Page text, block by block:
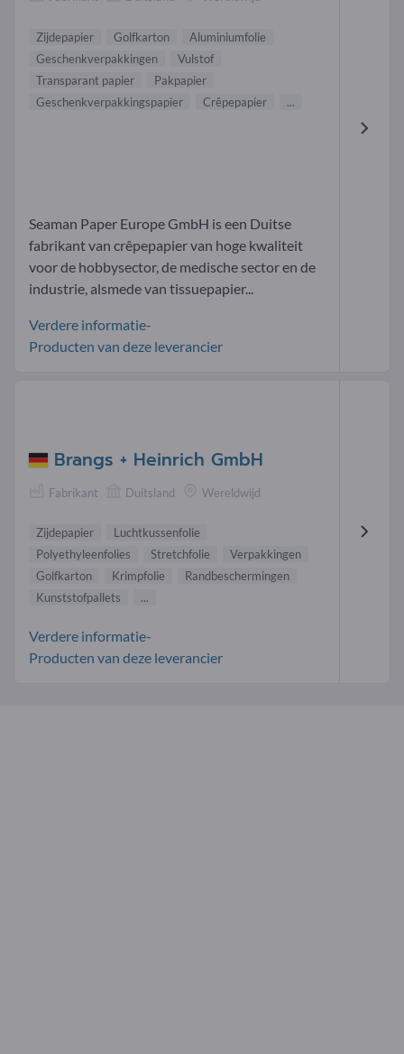
Zijdepapier Golfkarton
Aluminiumfolie
Geschenkverpakkingen
Vulstof
Transparant papier
Pakpapier
Geschenkverpakkingspapier
Crêpepapier ...
Seaman Paper Europe GmbH is een Duitse
fabrikant van crêpepapier van hoge kwaliteit
voor de hobbysector, de medische sector en de
industrie, alsmede van tissuepapier...
Verdere informatie-
Producten van deze leverancier
Brangs + Heinrich GmbH
Fabrikant Duitsland Wereldwijd
Zijdepapier
Luchtkussenfolie
Polyethyleenfolies
Stretchfolie
Verpakkingen
Golfkarton
Krimpfolie
Randbeschermingen
Kunststofpallets
...
Verdere informatie-
Producten van deze leverancier